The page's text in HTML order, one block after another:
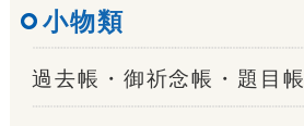
小物類
過去帳・御祈念帳・題目帳